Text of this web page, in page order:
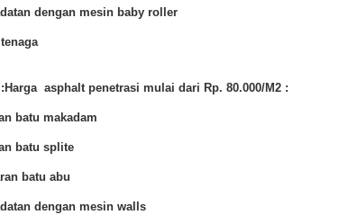
dengan mesin baby roller
:Harga asphalt penetrasi mulai dari Rp. 80.000/M2 :
batu makadam
batu splite
batu abu
dengan mesin walls